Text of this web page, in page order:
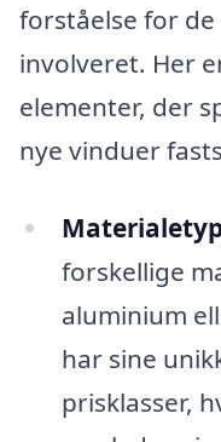
forståelse for
involveret. Her
elementer, der
nye vinduer
forskellige
aluminium
har sine
prisklasser,